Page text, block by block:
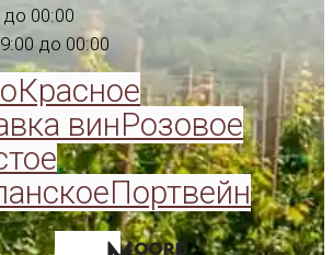
00:00
до 00:00
Красное
винРозовое
Портвейн